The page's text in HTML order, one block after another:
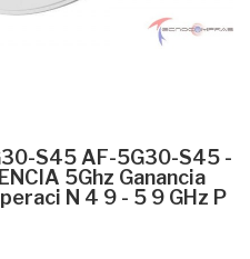
S45 AF-5G30-S45 -
5Ghz Ganancia
N 4 9 - 5 9 GHz P